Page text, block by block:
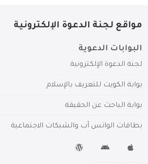
مواقع لجنة الدعوة الإلكترونية
البوابات الدعوية
لجنة الدعوة الإلكترونية
بوابة الكويت للتعريف بالإسلام
بوابة الباحث عن الحقيقة
بطاقات الواتس آب والشبكات الاجتماعية